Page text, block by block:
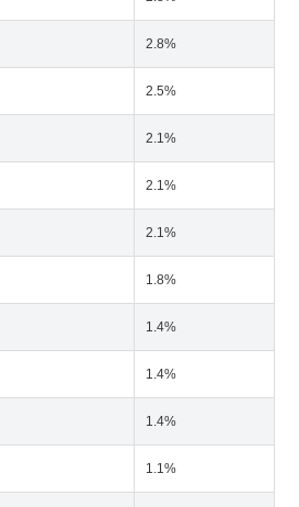
2.8%
2.5%
2.1%
2.1%
2.1%
1.8%
1.4%
1.4%
1.4%
1.1%